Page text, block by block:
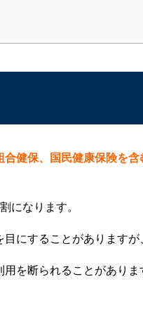
健保、国民健康保険を
になります。
にすることがありますが
を断られることがありま